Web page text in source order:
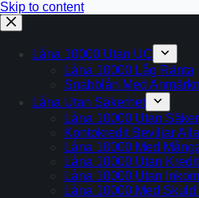
Skip to content
Låna 10000 Utan UC
Låna 10000 Låg Ränta
Snabblån Med
Låna Utan Säkerhet
Låna 10000 Utan
Kontokredit Beviljar Alla
Låna 10000 Med
Låna 10000 Utan
Låna 10000 Utan
Låna 10000 Med